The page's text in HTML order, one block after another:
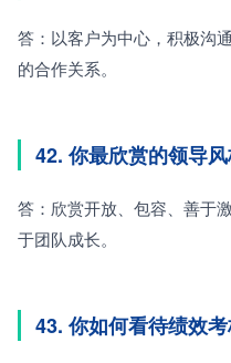
答：以客户为中心，积极沟
的合作关系。
42. 你最欣赏的领导
答：欣赏开放、包容、善于
于团队成长。
43. 你如何看待绩效考